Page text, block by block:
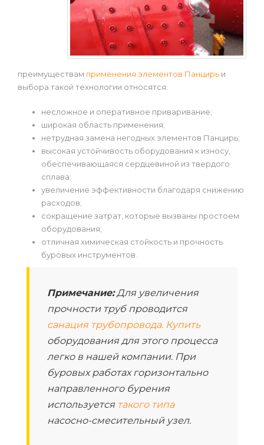
преимуществам применения элементов Панцирь и
выбора такой технологии относятся:
несложное и оперативное приваривание;
широкая область применения;
нетрудная замена негодных элементов Панцирь;
высокая устойчивость оборудования к износу,
обеспечивающаяся сердцевиной из твердого
сплава;
увеличение эффективности благодаря снижению
расходов;
сокращение затрат, которые вызваны простоем
оборудования;
отличная химическая стойкость и прочность
буровых инструментов.
Примечание:Для увеличения
прочности труб проводится
санация трубопровода. Купить
оборудования для этого процесса
легко в нашей компании. При
буровых работах горизонтально
направленного бурения
используется такого типа
насосно-смесительный узел.